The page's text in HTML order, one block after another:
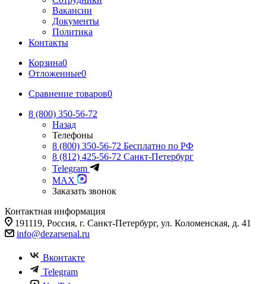
Вакансии
Документы
Политика
Контакты
Корзина0
Отложенные0
Сравнение товаров0
8 (800) 350-56-72
Назад
Телефоны
8 (800) 350-56-72 Бесплатно по РФ
8 (812) 425-56-72 Санкт-Петербург
Telegram
MAX
Заказать звонок
Контактная информация
191119, Россия, г. Санкт-Петербург, ул. Коломенская, д. 41
info@dezarsenal.ru
Вконтакте
Telegram